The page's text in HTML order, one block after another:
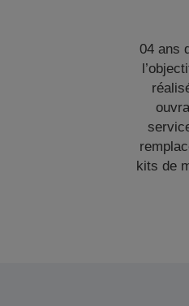
04 ans
kits de